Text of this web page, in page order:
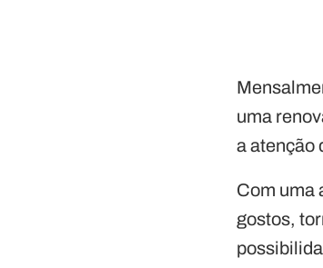
uma
a atenção
Com uma
gostos,